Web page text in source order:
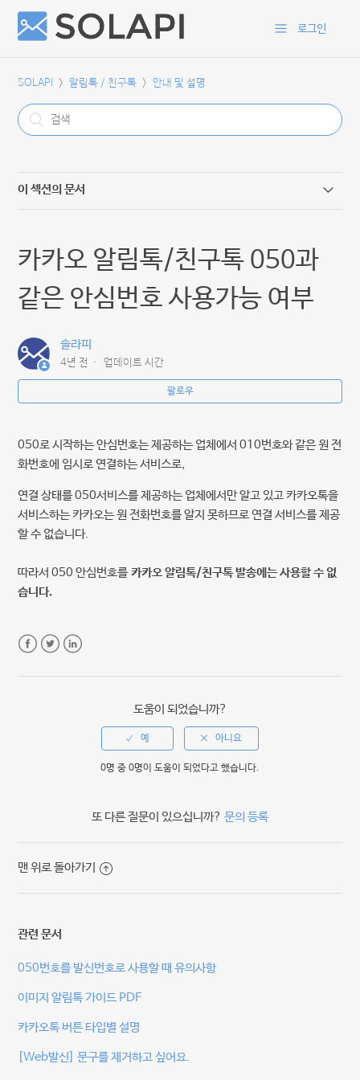
로그인
SOLAPI 알림톡 / 친구톡 안내 및 설명
이 섹션의 문서
이미지 알림톡 가이드 PDF
카카오톡 채널 만들기
카카오톡 버튼 타입별 설명
카카오 알림톡/친구톡 발송 가이드
친구톡이란?
알림톡 템플릿이란?
더보기
카카오 알림톡/친구톡 050과
같은 안심번호 사용가능 여부
솔라피
4년 전 업데이트 시간
팔로우
050로 시작하는 안심번호는 제공하는 업체에서 010번호와 같은 원 전
화번호에 임시로 연결하는 서비스로,
연결 상태를 050서비스를 제공하는 업체에서만 알고 있고 카카오톡을
서비스하는 카카오는 원 전화번호를 알지 못하므로 연결 서비스를 제공
할 수 없습니다.
따라서 050 안심번호를카카오 알림톡/친구톡 발송에는 사용할 수 없
습니다.
도움이 되었습니까?
0명 중 0명이 도움이 되었다고 했습니다.
또 다른 질문이 있으십니까? 문의 등록
맨 위로 돌아가기
관련 문서
050번호를 발신번호로 사용할 때 유의사항
이미지 알림톡 가이드 PDF
카카오톡 버튼 타입별 설명
[Web발신] 문구를 제거하고 싶어요.